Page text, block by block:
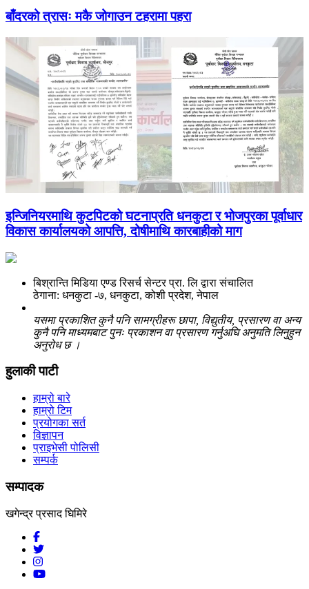
बाँदरको त्रासः मकै जोगाउन टहरामा पहरा
इन्जिनियरमाथि कुटपिटको घटनाप्रति धनकुटा र भोजपुरका पूर्वाधार
विकास कार्यालयको आपत्ति, दोषीमाथि कारबाहीको माग
बिश्रान्ति मिडिया एण्ड रिसर्च सेन्टर प्रा. लि द्वारा संचालित
ठेगाना: धनकुटा -७, धनकुटा, कोशी प्रदेश, नेपाल
यसमा प्रकाशित कुनै पनि सामग्रीहरू छापा, विद्युतीय, प्रसारण वा अन्य
कुनै पनि माध्यमबाट पुनः प्रकाशन वा प्रसारण गर्नुअघि अनुमति लिनुहुन
अनुरोध छ ।
हुलाकी पाटी
हाम्रो बारे
हाम्रो टिम
प्रयोगका सर्त
विज्ञापन
प्राइभेसी पोलिसी
सम्पर्क
सम्पादक
खगेन्द्र प्रसाद घिमिरे